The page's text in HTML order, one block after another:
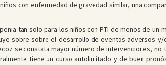
con enfermedad de gravedad similar, una
tan solo para los niños con PTI de menos de un
sobre sobre el desarrollo de eventos adversos y/
se constata mayor número de intervenciones, no
tiene un curso autolimitado y de buen